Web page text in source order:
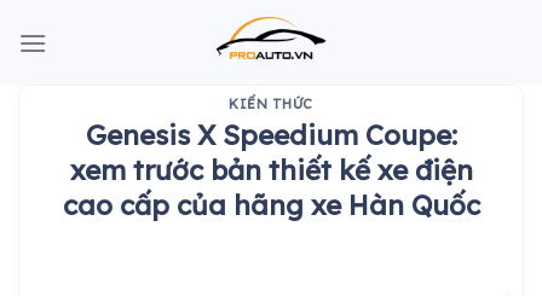
KIẾN THỨC
Genesis X Speedium Coupe:
xem trước bản thiết kế xe điện
cao cấp của hãng xe Hàn Quốc